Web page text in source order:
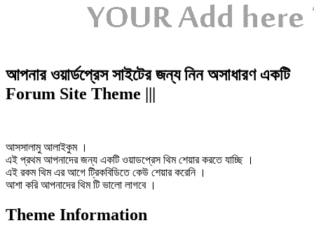
আপনার ওয়ার্ডপ্রেস সাইটের জন্য নিন অসাধারণ একটি
Forum Site Theme |||
আসসালামু আলাইকুম ।
এই প্রথম আপনাদের জন্য একটি ওয়াডপ্রেস থিম শেয়ার করতে যাচ্ছি ।
এই রকম থিম এর আগে ট্রিকবিডিতে কেউ শেয়ার করেনি ।
আশা করি আপনাদের থিম টি ভালো লাগবে ।
Theme Information